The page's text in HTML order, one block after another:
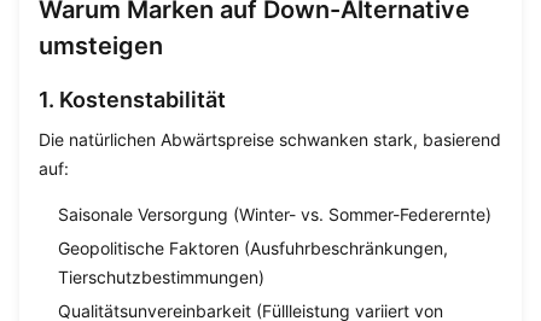
Warum Marken auf Down-Alternative
umsteigen
1. Kostenstabilität
Die natürlichen Abwärtspreise schwanken stark, basierend
auf:
Saisonale Versorgung (Winter- vs. Sommer-Federernte)
Geopolitische Faktoren (Ausfuhrbeschränkungen,
Tierschutzbestimmungen)
Qualitätsunvereinbarkeit (Füllleistung variiert von